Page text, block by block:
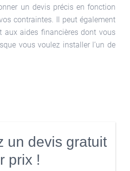
un devis précis en fonction
contraintes. Il peut également
aux aides financières dont vous
vous voulez installer l’un de
un devis gratuit
prix !